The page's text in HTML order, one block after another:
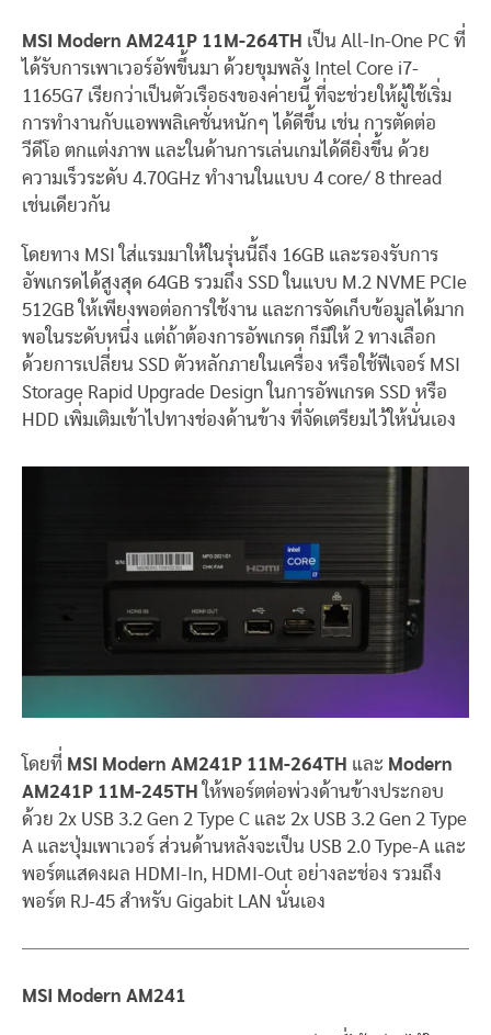
MSI Modern AM241P 11M-264TH เป็น All-In-One PC ที่
ได้รับการเพาเวอร์อัพขึ้นมา ด้วยขุมพลัง Intel Core i7-
1165G7 เรียกว่าเป็นตัวเรือธงของค่ายนี้ ที่จะช่วยให้ผู้ใช้เริ่ม
การทำงานกับแอพพลิเคชั่นหนักๆ ได้ดีขึ้น เช่น การตัดต่อ
วีดีโอ ตกแต่งภาพ และในด้านการเล่นเกมได้ดียิ่งขึ้น ด้วย
ความเร็วระดับ 4.70GHz ทำงานในแบบ 4 core/ 8 thread
เช่นเดียวกัน
โดยทาง MSI ใส่แรมมาให้ในรุ่นนี้ถึง 16GB และรองรับการ
อัพเกรดได้สูงสุด 64GB รวมถึง SSD ในแบบ M.2 NVME PCIe
512GB ให้เพียงพอต่อการใช้งาน และการจัดเก็บข้อมูลได้มาก
พอในระดับหนึ่ง แต่ถ้าต้องการอัพเกรด ก็มีให้ 2 ทางเลือก
ด้วยการเปลี่ยน SSD ตัวหลักภายในเครื่อง หรือใช้ฟีเจอร์ MSI
Storage Rapid Upgrade Design ในการอัพเกรด SSD หรือ
HDD เพิ่มเติมเข้าไปทางช่องด้านข้าง ที่จัดเตรียมไว้ให้นั่นเอง
โดยที่ MSI Modern AM241P 11M-264TH และ Modern
AM241P 11M-245TH ให้พอร์ตต่อพ่วงด้านข้างประกอบ
ด้วย 2x USB 3.2 Gen 2 Type C และ 2x USB 3.2 Gen 2 Type
A และปุ่มเพาเวอร์ ส่วนด้านหลังจะเป็น USB 2.0 Type-A และ
พอร์ตแสดงผล HDMI-In, HDMI-Out อย่างละช่อง รวมถึง
พอร์ต RJ-45 สำหรับ Gigabit LAN นั่นเอง
MSI Modern AM241